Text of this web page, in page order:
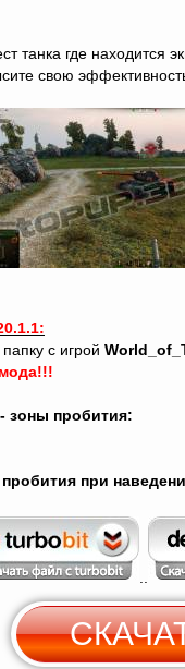
танка где находится
свою
с игрой
зоны пробития:
при